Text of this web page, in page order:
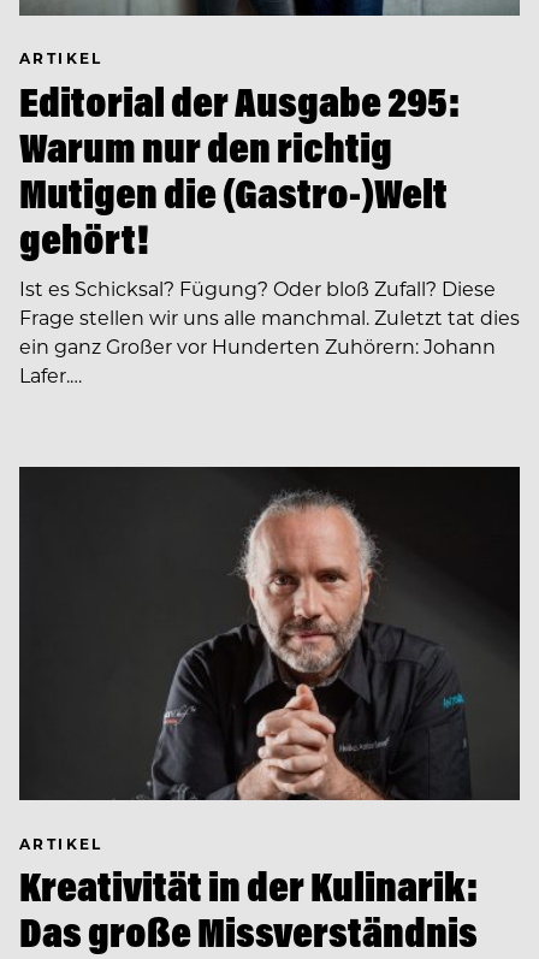
ARTIKEL
Editorial der Ausgabe 295:
Warum nur den richtig
Mutigen die (Gastro-)Welt
gehört!
Ist es Schicksal? Fügung? Oder bloß Zufall? Diese
Frage stellen wir uns alle manchmal. Zuletzt tat dies
ein ganz Großer vor Hunderten Zuhörern: Johann
Lafer.…
ARTIKEL
Kreativität in der Kulinarik:
Das große Missverständnis